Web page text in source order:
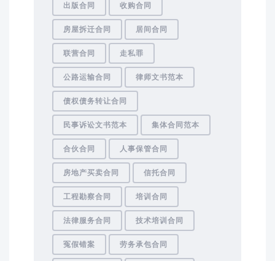
出版合同 收购合同
房屋拆迁合同 居间合同
联营合同 走私罪
公路运输合同 律师文书范本
债权债务转让合同
民事诉讼文书范本 集体合同范本
合伙合同 人事保管合同
房地产买卖合同 信托合同
工程勘察合同 培训合同
法律服务合同 技术培训合同
冤假错案 劳务承包合同